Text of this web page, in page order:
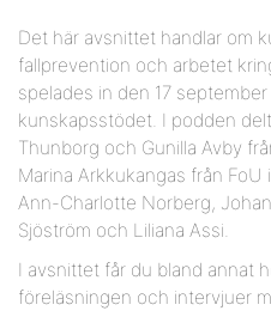
Det här avsnittet handlar om
fallprevention och arbetet
spelades in den 17
kunskapsstödet. I podden
Thunborg och Gunilla Avby
Marina Arkkukangas från FoU
Ann-Charlotte Norberg,
Sjöström och Liliana Assi.
I avsnittet får du bland annat
föreläsningen och intervjuer